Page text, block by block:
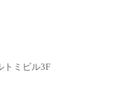
トミビル3F